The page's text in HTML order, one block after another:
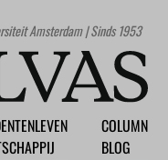
Amsterdam | Sinds 1953
COLUMN
BLOG